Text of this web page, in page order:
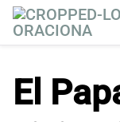
l
El